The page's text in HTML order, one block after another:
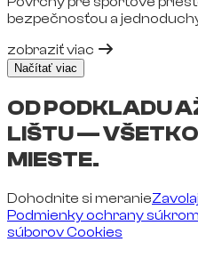
bezpečnosťou a
zobraziť viac
Načítať viac
OD PODKLADU
LIŠTU —
MIESTE.
Dohodnite si meranie
Podmienky ochrany
súborov Cookies